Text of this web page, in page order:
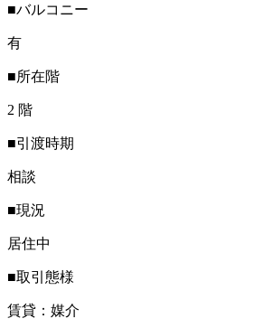
■バルコニー
有
■所在階
2 階
■引渡時期
相談
■現況
居住中
■取引態様
賃貸：媒介